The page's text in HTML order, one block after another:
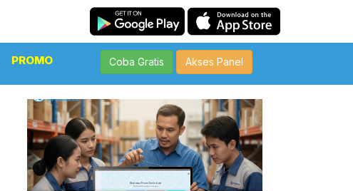
PROMO Coba Gratis Akses Panel